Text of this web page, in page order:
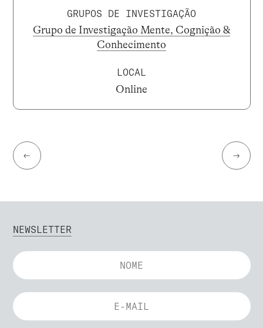
GRUPOS DE INVESTIGAÇÃO
Grupo de Investigação Mente, Cognição &
Conhecimento
LOCAL
Online
← →
NEWSLETTER